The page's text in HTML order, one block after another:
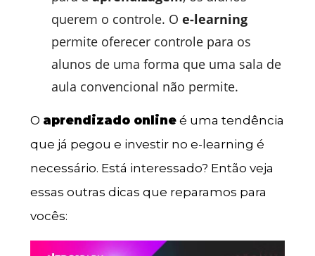
querem o controle. O e-learning
permite oferecer controle para os
alunos de uma forma que uma sala de
aula convencional não permite.
O aprendizado onlineé uma tendência
que já pegou e investir no e-learning é
necessário. Está interessado? Então veja
essas outras dicas que reparamos para
vocês: